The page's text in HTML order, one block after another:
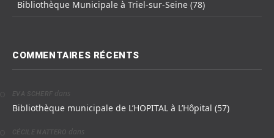
Bibliothèque Municipale à Triel-sur-Seine (78)
COMMENTAIRES RÉCENTS
EVA SCHERF dans
Bibliothèque municipale de L’HOPITAL à L’Hôpital (57)
CÉCILE NATTERO dans